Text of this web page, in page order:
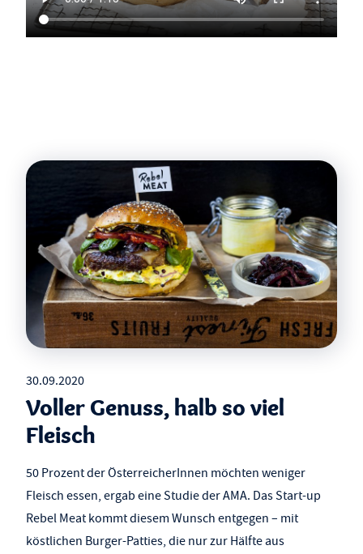
30.09.2020
Voller Genuss, halb so viel
Fleisch
50 Prozent der ÖsterreicherInnen möchten weniger
Fleisch essen, ergab eine Studie der AMA. Das Start-up
Rebel Meat kommt diesem Wunsch entgegen – mit
köstlichen Burger-Patties, die nur zur Hälfte aus